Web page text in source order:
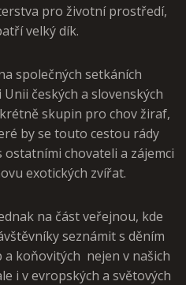
pro životní prostředí,
velký dík.
společných setkáních
českých a slovenských
skupin pro chov žiraf,
by se touto cestou rády
chovateli a zájemci
exotických zvířat.
na část veřejnou, kde
seznámit s děním
koňovitých nejen v našich
i v evropských a světových